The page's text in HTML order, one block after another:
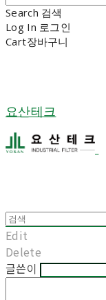
Search 검색
Log In 로그인
Cart장바구니
요산테크
Edit
Delete
글쓴이